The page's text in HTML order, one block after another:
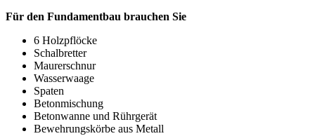
Für den Fundamentbau brauchen Sie
6 Holzpflöcke
Schalbretter
Maurerschnur
Wasserwaage
Spaten
Betonmischung
Betonwanne und Rührgerät
Bewehrungskörbe aus Metall